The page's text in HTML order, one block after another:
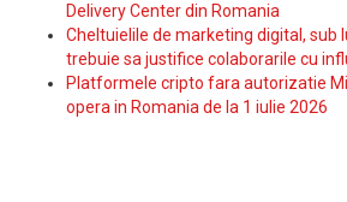
Delivery Center din Romania
Cheltuielile de marketing digital, sub
trebuie sa justifice colaborarile cu
Platformele cripto fara autorizatie
opera in Romania de la 1 iulie 2026